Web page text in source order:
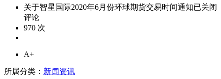
关于智星国际2020年6月份环球期货交易时间通知已关闭
评论
970 次
A+
所属分类： 新闻资讯